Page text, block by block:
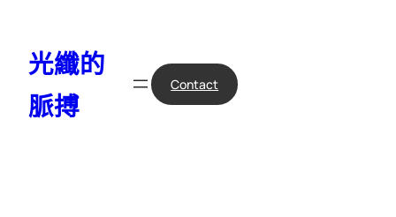
光纖的
脈搏
Contact